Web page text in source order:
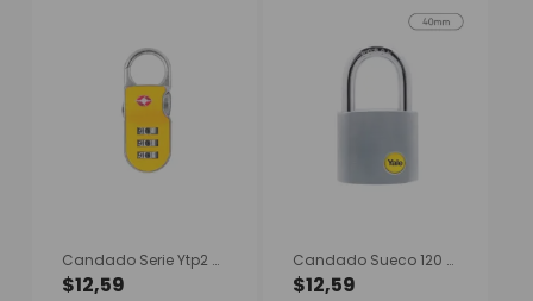
Candado Serie Ytp2 – Amarillo
$12,59
Candado Sueco 120 – 40mm
$12,59